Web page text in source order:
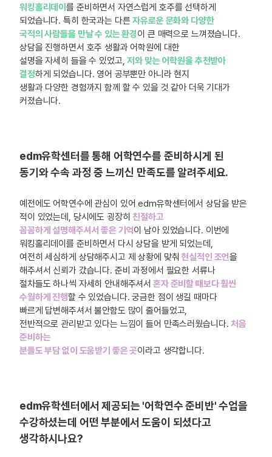
워킹홀리데이를 준비하면서 자연스럽게 호주를 선택하게
되었습니다. 특히 한국과는 다른자유로운 문화와 다양한
국적의 사람들을 만날 수 있는 환경이 큰 매력으로 느껴졌습니다.
상담을 진행하면서 호주 생활과 어학원에 대한
설명을 자세히 들을 수 있었고,저와 맞는 어학원을 추천받아
결정하게 되었습니다. 영어 공부뿐만 아니라 현지
생활과 다양한 경험까지 함께 할 수 있을 것 같아 더욱 기대가
커졌습니다.
edm유학센터를 통해 어학연수를 준비하시게 된
동기와 수속 과정 중 느끼신 만족도를 알려주세요.
예전에도 어학연수에 관심이 있어 edm유학센터에서 상담을 받은
적이 있었는데, 당시에도 굉장히 친절하고
꼼꼼하게 설명해주셔서 좋은 기억이 남아 있었습니다. 이번에
워킹홀리데이를 준비하면서 다시 상담을 받게 되었는데,
여전히 세심하게 상담해주시고 제상황에 맞춰 현실적인 조언을
해주셔서 신뢰가 갔습니다. 준비 과정에서 필요한 서류나
절차들도 하나씩 자세히 안내해주셔서 혼자 준비할 때보다 훨씬
수월하게 진행할 수 있었습니다. 궁금한 점이 생길 때마다
빠르게 답변해주셔서 불안함도 많이 줄어들었고,
전반적으로 관리받고 있다는 느낌이 들어 만족스러웠습니다.처음
준비하는
분들도 부담 없이 도움받기 좋은 곳이라고 생각합니다.
edm유학센터에서 제공되는 '어학연수 준비반' 수업을
수강하셨는데 어떤 부분에서 도움이 되셨다고
생각하시나요?